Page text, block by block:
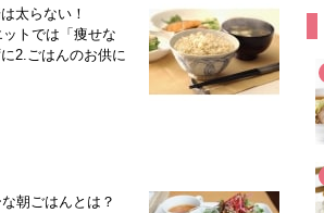
太らない！
トでは「痩せな
2.ごはんのお供に
朝ごはんとは？